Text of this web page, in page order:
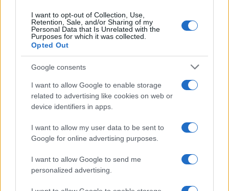
I want to opt-out of Collection, Use,
Retention, Sale, and/or Sharing of my
Personal Data that Is Unrelated with the
Purposes for which it was collected.
Opted Out
Google consents
I want to allow Google to enable storage
related to advertising like cookies on web or
device identifiers in apps.
I want to allow my user data to be sent to
Google for online advertising purposes.
I want to allow Google to send me
personalized advertising.